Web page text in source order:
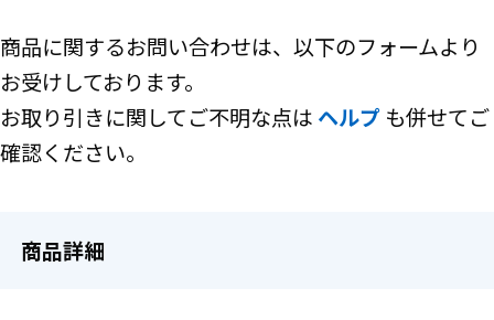
商品に関するお問い合わせは、以下のフォームより
お受けしております。
お取り引きに関してご不明な点は ヘルプ も併せてご
確認ください。
商品詳細